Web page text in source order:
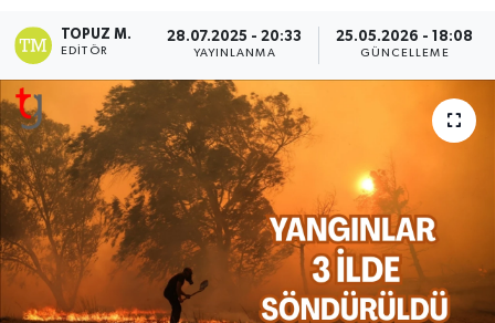
TOPUZ M.
EDITÖR
28.07.2025 - 20:33
YAYINLANMA
25.05.2026 - 18:08
GÜNCELLEME